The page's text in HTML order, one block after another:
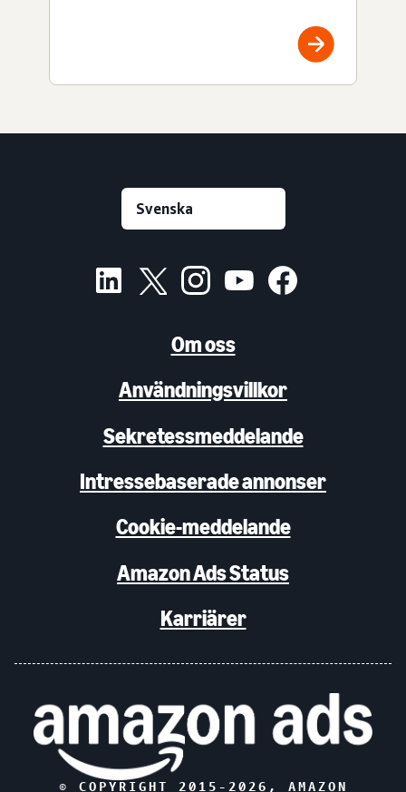
Om oss
Användningsvillkor
Sekretessmeddelande
Intressebaserade annonser
Cookie-meddelande
Amazon Ads Status
Karriärer
© COPYRIGHT 2015- 2026 , AMAZON